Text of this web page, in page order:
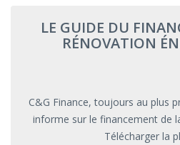
LE GUIDE DU
RÉNOVATION
C&G Finance, toujours au plus
informe sur le financement de
Télécharger la